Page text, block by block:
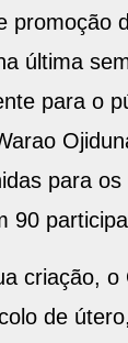
promoção
última
para o
para
90
criação,
de